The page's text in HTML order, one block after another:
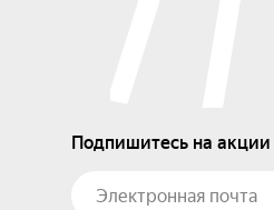
Подпишитесь на